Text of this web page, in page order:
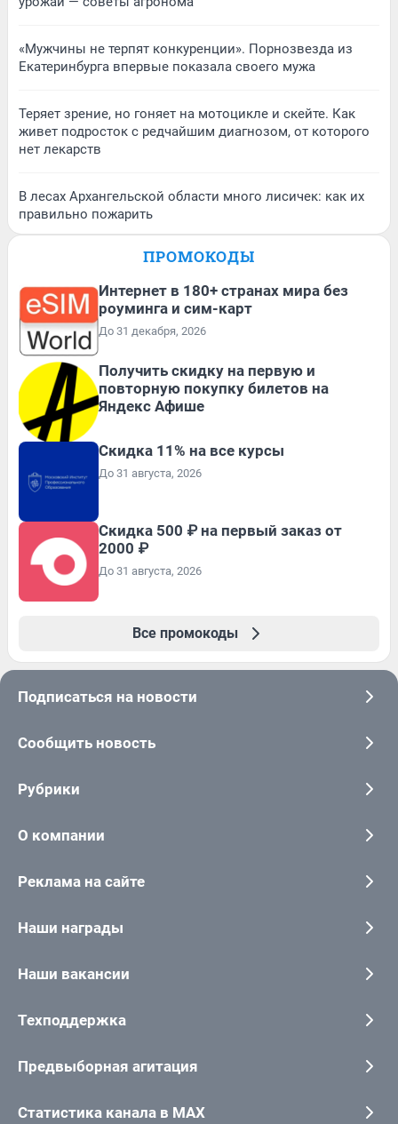
«Мужчины не терпят конкуренции». Порнозвезда из
Екатеринбурга впервые показала своего мужа
Теряет зрение, но гоняет на мотоцикле и скейте. Как
живет подросток с редчайшим диагнозом, от которого
нет лекарств
В лесах Архангельской области много лисичек: как их
правильно пожарить
ПРОМОКОДЫ
Интернет в 180+ странах мира без
роуминга и сим-карт
До 31 декабря, 2026
Получить скидку на первую и
повторную покупку билетов на
Яндекс Афише
Скидка 11% на все курсы
До 31 августа, 2026
Скидка 500 ₽ на первый заказ от
2000 ₽
До 31 августа, 2026
Все промокоды
Подписаться на новости
Сообщить новость
Рубрики
О компании
Реклама на сайте
Наши награды
Наши вакансии
Техподдержка
Предвыборная агитация
Статистика канала в MAX